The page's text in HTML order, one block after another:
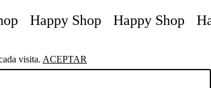
Happy Shop Happy Shop
visita. ACEPTAR